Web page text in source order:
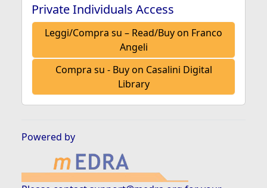
Private Individuals Access
Leggi/Compra su – Read/Buy on Franco
Angeli
Compra su - Buy on Casalini Digital
Library
Powered by